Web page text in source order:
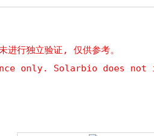
行独立验证, 仅供参考。
only. Solarbio does not